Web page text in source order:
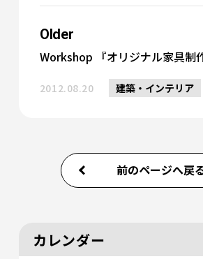
Older
Workshop 『オリジナル家具制
2012.08.20 建築・インテリア
前のページへ戻
カレンダー